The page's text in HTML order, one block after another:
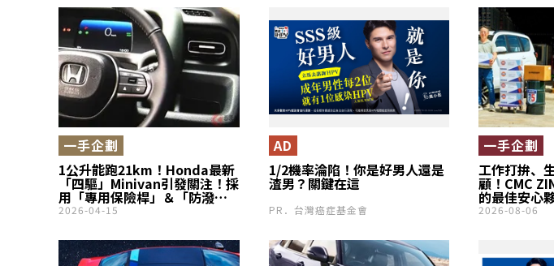
1公升能跑21km！Honda最新
「四驅」Minivan引發關注！採
用「專用保險桿」＆「防潑
水・防油」座椅！Honda熱銷
Crosstar」是什麼？
一手企劃
2026-04-15
1/2機率淪陷！你是好男人還是
渣男？關鍵在這
AD
PR．台灣癌症基金會
工作打拚、
顧！CMC
的最佳安心
一手企劃
2026-08-06